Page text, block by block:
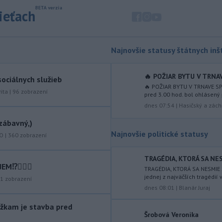
kampaň sa vo Francúzsku zamerala
kandidáta, bývalého
centristického premiéra Attala. Ako
informovala agentúra AFP, odhalil ju
dezinformačnej sieti s názvom
Na jednokoľajovom
železničnom priecestí v Lozorne
podvečer k zrážke
nákladného vlaku s osobným
služieb
| 96 zobrazení
| 360 zobrazení
zobrazení
je stavba pred
Najnovšie statusy štátnych
🔥 POŽIAR BYTU V
🔥 POŽIAR BYTU V TRNAVE
pred 3.00 hod. bol
dnes 07:54 | Hasičský a
Najnovšie politické statusy
TRAGÉDIA, KTORÁ SA
TRAGÉDIA, KTORÁ SA
jednej z najväčších tragédií
dnes 08:01 | Blanár Juraj
Šrobová Veronika